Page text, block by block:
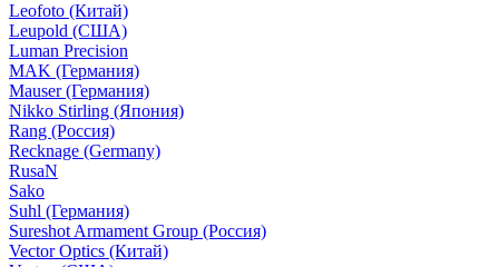
Leofoto (Китай)
Leupold (США)
Luman Precision
MAK (Германия)
Mauser (Германия)
Nikko Stirling (Япония)
Rang (Россия)
Recknage (Germany)
RusaN
Sako
Suhl (Германия)
Sureshot Armament Group (Россия)
Vector Optics (Китай)